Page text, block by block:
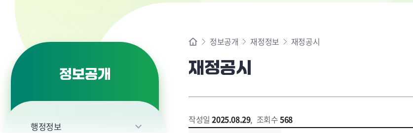
정보공개
행정정보
정보공개 재정정보 재정공시
재정공시
작성일2025.08.29, 조회수568